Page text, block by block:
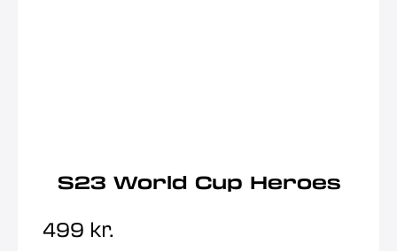
S23 World Cup Heroes
499 kr.